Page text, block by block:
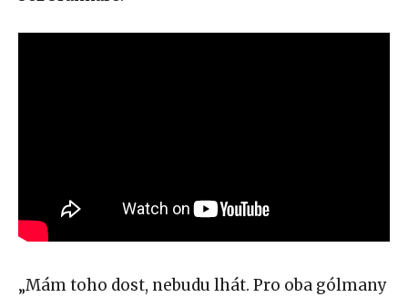
„Mám toho dost, nebudu lhát. Pro oba gólmany